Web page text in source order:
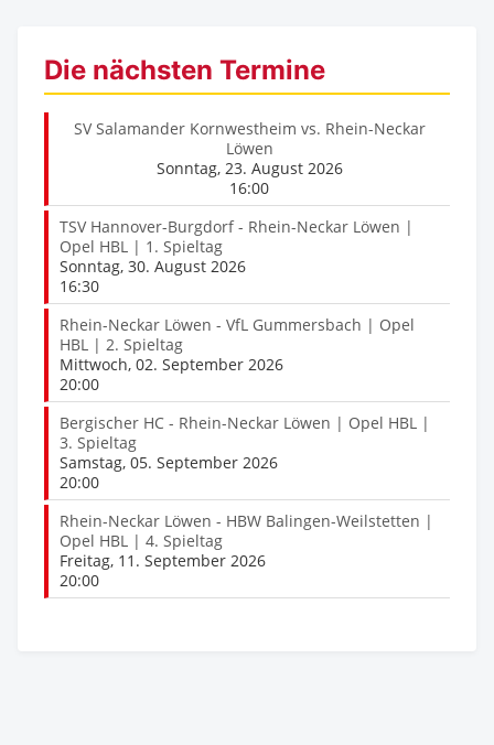
Die nächsten Termine
SV Salamander Kornwestheim vs. Rhein-Neckar
Löwen
Sonntag, 23. August 2026
16:00
TSV Hannover-Burgdorf - Rhein-Neckar Löwen |
Opel HBL | 1. Spieltag
Sonntag, 30. August 2026
16:30
Rhein-Neckar Löwen - VfL Gummersbach | Opel
HBL | 2. Spieltag
Mittwoch, 02. September 2026
20:00
Bergischer HC - Rhein-Neckar Löwen | Opel HBL |
3. Spieltag
Samstag, 05. September 2026
20:00
Rhein-Neckar Löwen - HBW Balingen-Weilstetten |
Opel HBL | 4. Spieltag
Freitag, 11. September 2026
20:00